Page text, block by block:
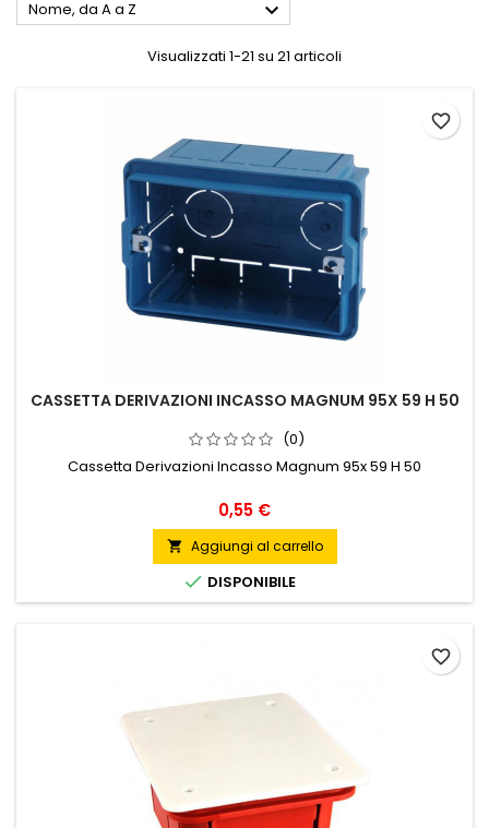
Nome, da A a Z 
Visualizzati 1-21 su 21 articoli
CASSETTA DERIVAZIONI INCASSO MAGNUM 95X 59 H 50
(0)
Cassetta Derivazioni Incasso Magnum 95x 59 H 50
Prezzo
0,55 €
 Aggiungi al carrello
 DISPONIBILE
favorite_border
favorite_border